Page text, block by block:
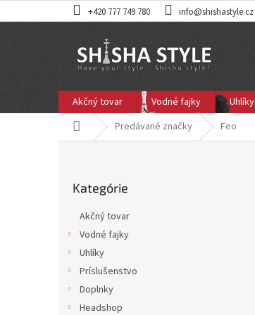
na
+420 777 749 780 info@shishastyle.cz
Akčný tovar Vodné fajky Uhlíky
DomovPredávané značky Feo
kategórie
Kategórie
Akčný tovar
Vodné fajky
Uhlíky
Príslušenstvo
Doplnky
Headshop